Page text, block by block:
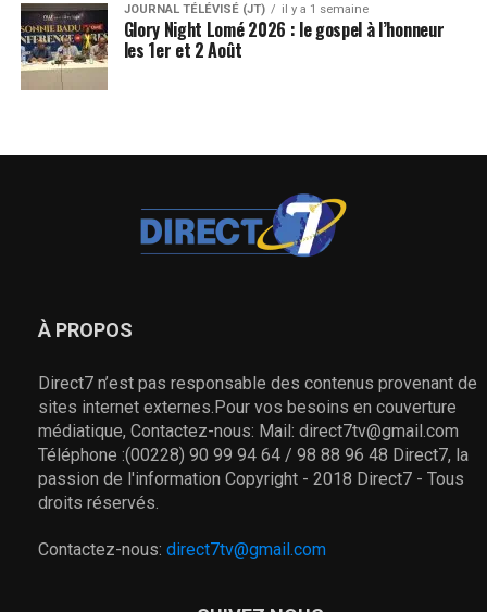
JOURNAL TÉLÉVISÉ (JT) il y a 1 semaine
Glory Night Lomé 2026 : le gospel à l’honneur
les 1er et 2 Août
À PROPOS
Direct7 n’est pas responsable des contenus provenant de
sites internet externes.Pour vos besoins en couverture
médiatique, Contactez-nous: Mail: direct7tv@gmail.com
Téléphone :(00228) 90 99 94 64 / 98 88 96 48 Direct7, la
passion de l'information Copyright - 2018 Direct7 - Tous
droits réservés.
Contactez-nous: direct7tv@gmail.com